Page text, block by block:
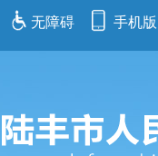
无障碍 手机版